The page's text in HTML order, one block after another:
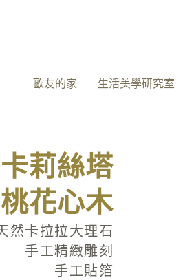
歐友的家 生活美學研究室
莉絲塔
花心木
然卡拉拉大理石
手工精緻雕刻
手工貼箔